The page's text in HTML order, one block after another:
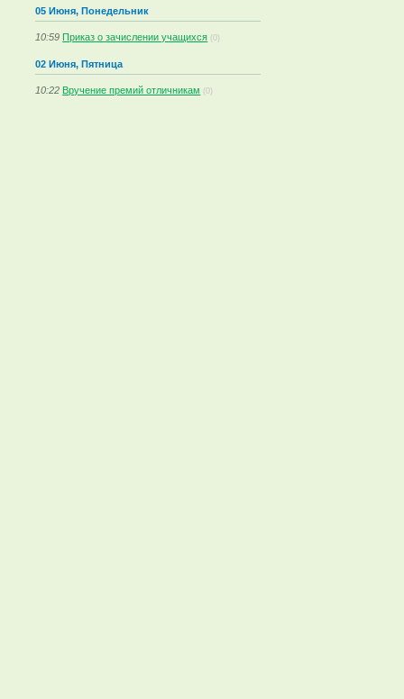
05 Июня, Понедельник
10:59 Приказ о зачислении учащихся (0)
02 Июня, Пятница
10:22 Вручение премий отличникам (0)